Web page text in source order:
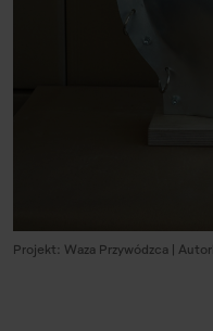
Projekt: Waza Przywódzca |